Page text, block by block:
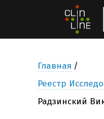
Главная
Реестр
Радзинский